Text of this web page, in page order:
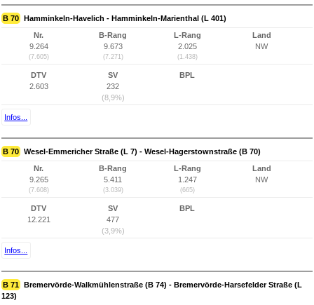
B 70 Hamminkeln-Havelich - Hamminkeln-Marienthal (L 401)
Nr.
9.264
(7.605)
B-Rang
9.673
(7.271)
L-Rang
2.025
(1.438)
Land
NW
DTV
2.603
SV
232
(8,9%)
BPL
Infos...
B 70 Wesel-Emmericher Straße (L 7) - Wesel-Hagerstownstraße (B 70)
Nr.
9.265
(7.608)
B-Rang
5.411
(3.039)
L-Rang
1.247
(665)
Land
NW
DTV
12.221
SV
477
(3,9%)
BPL
Infos...
B 71 Bremervörde-Walkmühlenstraße (B 74) - Bremervörde-Harsefelder Straße (L
123)